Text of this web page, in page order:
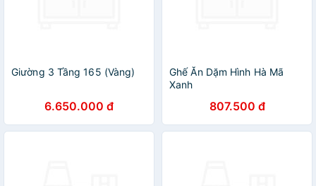
Giường 3 Tầng 165 (Vàng)
6.650.000 đ
Ghế Ăn Dặm Hình Hà Mã
Xanh
807.500 đ